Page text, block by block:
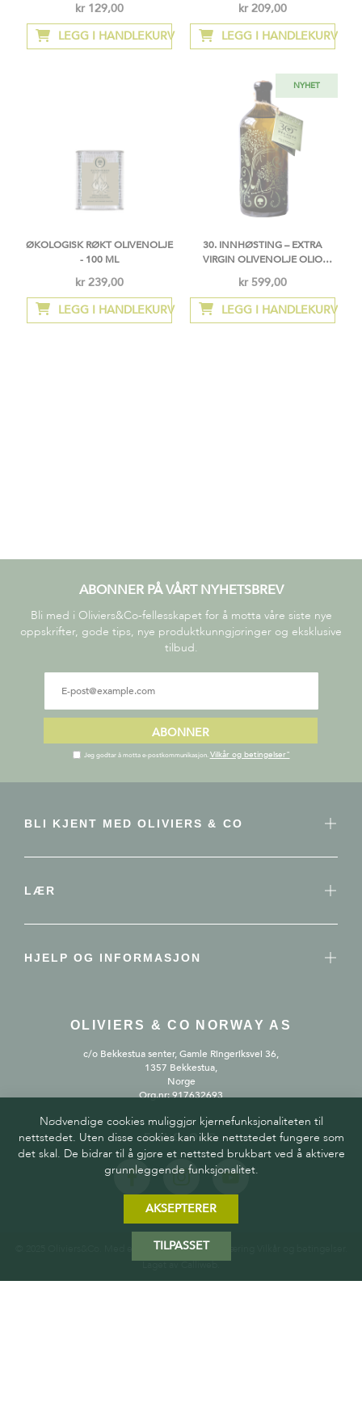
kr 129,00
LEGG I HANDLEKURV
Så
lav
som
kr 209,00
LEGG I HANDLEKURV
ØKOLOGISK RØKT OLIVENOLJE
- 100 ML
kr 239,00
LEGG I HANDLEKURV
NYHET
30. INNHØSTING – EXTRA
VIRGIN OLIVENOLJE OLIO
kr 599,00
LEGG I HANDLEKURV
ABONNER PÅ VÅRT NYHETSBREV
Bli med i Oliviers&Co-fellesskapet for å motta våre siste nye
oppskrifter, gode tips, nye produktkunngjøringer og eksklusive
tilbud.
ABONNER
Jeg godtar å motta e-postkommunikasjon. Vilkår og betingelser"
BLI KJENT MED OLIVIERS & CO
LÆR
HJELP OG INFORMASJON
OLIVIERS & CO NORWAY AS
c/o Bekkestua senter, Gamle Ringeriksvei 36,
1357 Bekkestua,
Norge
Org.nr: 917632693
FØLG OSS
© 2025 Oliviers&Co. Med enerett.Personvernerklæring
Laget avCalliweb.
Nødvendige cookies muliggjør kjernefunksjonaliteten til
nettstedet. Uten disse cookies kan ikke nettstedet fungere som
det skal. De bidrar til å gjøre et nettsted brukbart ved å aktivere
grunnleggende funksjonalitet.
AKSEPTERER
TILPASSET